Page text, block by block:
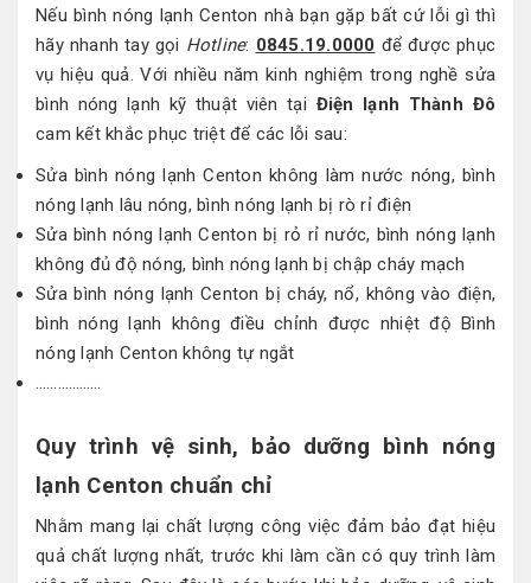
Nếu bình nóng lạnh Centon nhà bạn gặp bất cứ lỗi gì thì
hãy nhanh tay gọi Hotline: 0845.19.0000 để được phục
vụ hiệu quả. Với nhiều năm kinh nghiệm trong nghề sửa
bình nóng lạnh kỹ thuật viên tại Điện lạnh Thành Đô
cam kết khắc phục triệt để các lỗi sau:
Sửa bình nóng lạnh Centon không làm nước nóng, bình
nóng lạnh lâu nóng, bình nóng lạnh bị rò rỉ điện
Sửa bình nóng lạnh Centon bị rỏ rỉ nước, bình nóng lạnh
không đủ độ nóng, bình nóng lạnh bị chập cháy mạch
Sửa bình nóng lạnh Centon bị cháy, nổ, không vào điện,
bình nóng lạnh không điều chỉnh được nhiệt độ Bình
nóng lạnh Centon không tự ngắt
………………
Quy trình vệ sinh, bảo dưỡng bình nóng
lạnh Centon chuẩn chỉ
Nhằm mang lại chất lượng công việc đảm bảo đạt hiệu
quả chất lượng nhất, trước khi làm cần có quy trình làm